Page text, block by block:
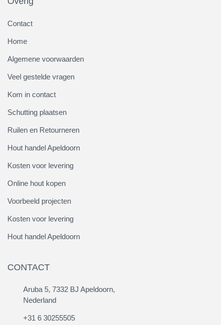
Contact
Home
Algemene voorwaarden
Veel gestelde vragen
Kom in contact
Schutting plaatsen
Ruilen en Retourneren
Hout handel Apeldoorn
Kosten voor levering
Online hout kopen
Voorbeeld projecten
Kosten voor levering
Hout handel Apeldoorn
CONTACT
Aruba 5, 7332 BJ Apeldoorn,
Nederland
+31 6 30255505